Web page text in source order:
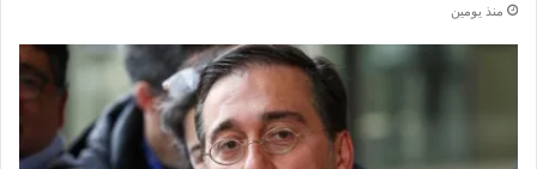
منذ يومين